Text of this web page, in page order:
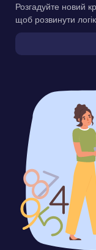
Розгадуйте новий
щоб розвинути